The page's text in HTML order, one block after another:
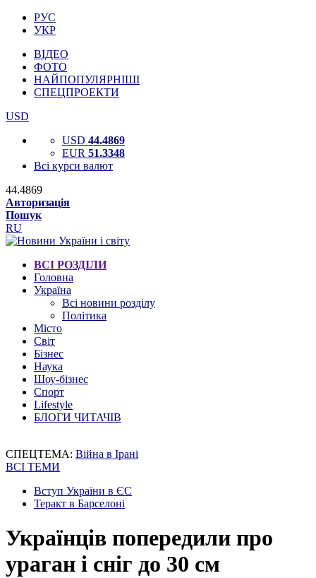
РУС
УКР
ВІДЕО
ФОТО
НАЙПОПУЛЯРНІШІ
СПЕЦПРОЕКТИ
USD
USD 44.4869
EUR 51.3348
Всі курси валют
44.4869
Авторизація
Пошук
RU
ВСІ РОЗДІЛИ
Головна
Україна
Всі новини розділу
Політика
Місто
Світ
Бізнес
Наука
Шоу-бізнес
Спорт
Lifestyle
БЛОГИ ЧИТАЧІВ
СПЕЦТЕМА: Війна в Ірані
ВСІ ТЕМИ
Вступ України в ЄС
Теракт в Барселоні
Українців попередили про
ураган і сніг до 30 см